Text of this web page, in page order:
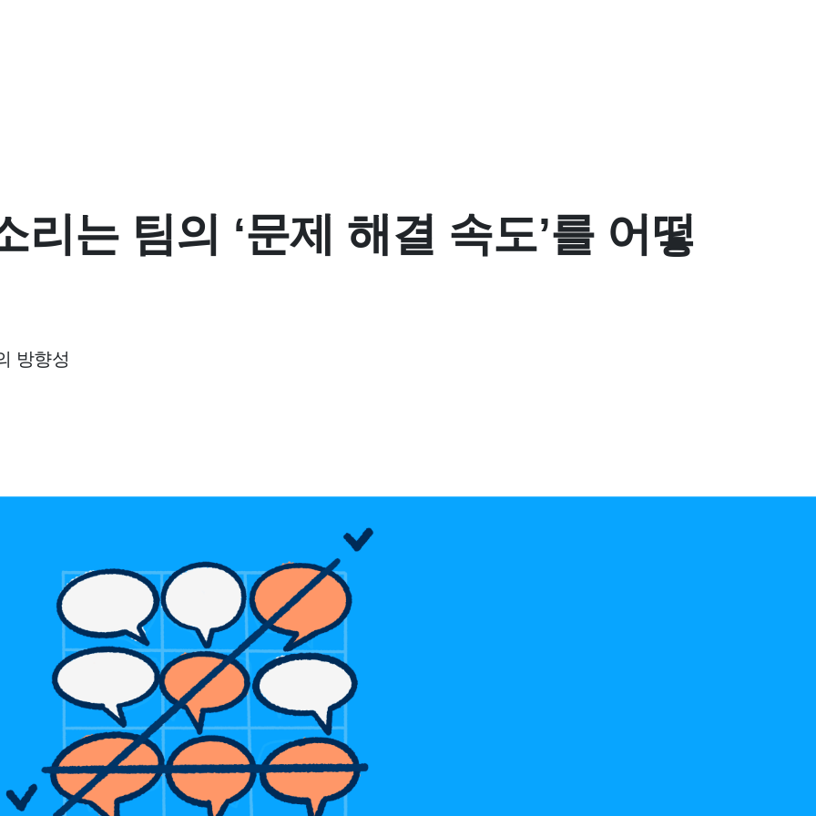
리는 팀의 ‘문제 해결 속도’를 어떻
방향성